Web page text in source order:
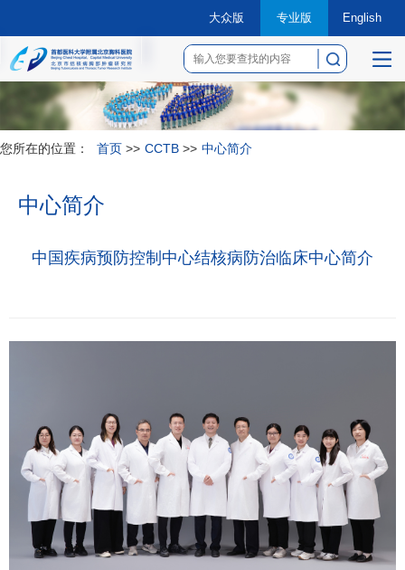
大众版 专业版 English
菜
您所在的位置： 首页 >> CCTB >> 中心简介
中心简介
中国疾病预防控制中心结核病防治临床中心简介